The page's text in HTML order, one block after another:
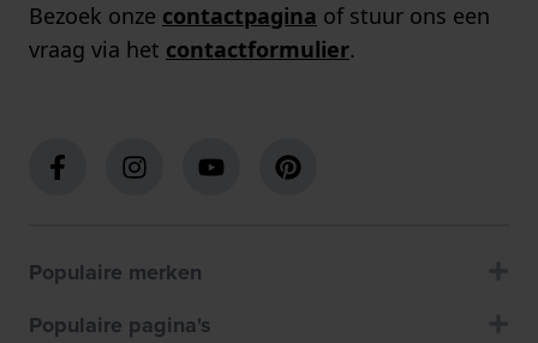
Bezoek onze contactpagina of stuur ons een
vraag via het contactformulier.
Populaire merken
Populaire pagina's